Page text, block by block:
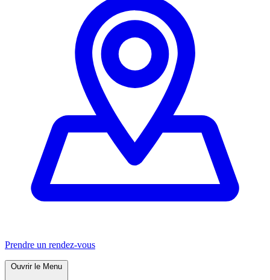
Prendre un rendez-vous